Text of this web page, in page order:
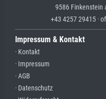
9586 Finkenstein
+43 4257 29415 ·
Impressum & Kontakt
· Kontakt
· Impressum
· AGB
· Datenschutz